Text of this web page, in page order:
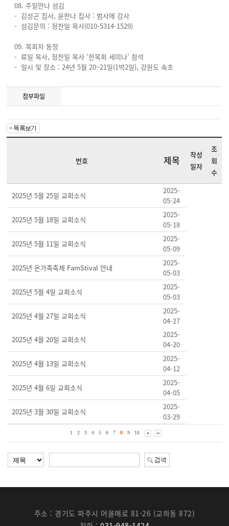
08. 주일만나 섬김
- 김성곤 집사, 윤한나 집사 : 범사에 감사
- 섬김문의 : 정찬일 목사(010-5314-1529)
09. 목회자 동정
- 류일 목사, 정찬일 목사 ‘한목회 세미나’ 참석
- 일시 및 장소 : 24년 5월 20~21일(1박2일), 강원도 속초
첨부파일
번호 제목
작성
일자
조
회
수
2025년 5월 25일 교회소식
2025-
05-24
2025년 5월 18일 교회소식
2025-
05-18
2025년 5월 11일 교회소식
2025-
05-09
2025년 온가족축제 FamStival 안내
2025-
05-03
2025년 5월 4일 교회소식
2025-
05-03
2025년 4월 27일 교회소식
2025-
04-27
2025년 4월 20일 교회소식
2025-
04-20
2025년 4월 13일 교회소식
2025-
04-12
2025년 4월 6일 교회소식
2025-
04-05
2025년 3월 30일 교회소식
2025-
03-29
1 2 3 4 5 6 7 8 9 10
주소 : 경기도 파주시 어을매로 81-26 (교하동 872)